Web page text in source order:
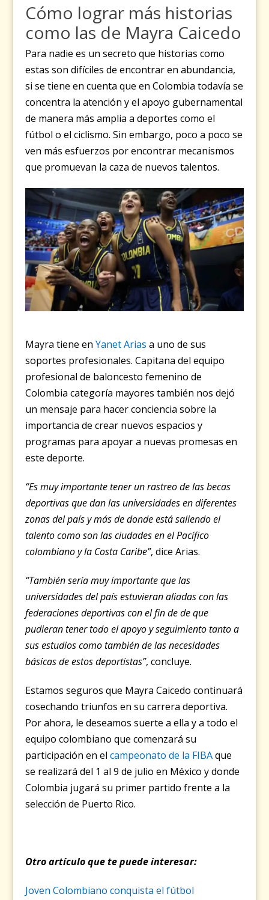
Cómo lograr más historias
como las de Mayra Caicedo
Para nadie es un secreto que historias como
estas son difíciles de encontrar en abundancia,
si se tiene en cuenta que en Colombia todavía se
concentra la atención y el apoyo gubernamental
de manera más amplia a deportes como el
fútbol o el ciclismo. Sin embargo, poco a poco se
ven más esfuerzos por encontrar mecanismos
que promuevan la caza de nuevos talentos.
Mayra tiene enYanet Arias a uno de sus
soportes profesionales. Capitana del equipo
profesional de baloncesto femenino de
Colombia categoría mayores también nos dejó
un mensaje para hacer conciencia sobre la
importancia de crear nuevos espacios y
programas para apoyar a nuevas promesas en
este deporte.
“Es muy importante tener un rastreo de las becas
deportivas que dan las universidades en diferentes
zonas del país y más de donde está saliendo el
talento como son las ciudades en el Pacífico
colombiano y la Costa Caribe”, dice Arias.
“También sería muy importante que las
universidades del país estuvieran aliadas con las
federaciones deportivas con el fin de de que
pudieran tener todo el apoyo y seguimiento tanto a
sus estudios como también de las necesidades
básicas de estos deportistas”, concluye.
Estamos seguros que Mayra Caicedo continuará
cosechando triunfos en su carrera deportiva.
Por ahora, le deseamos suerte a ella y a todo el
equipo colombiano que comenzará su
participación en elcampeonato de la FIBAque
se realizará del 1 al 9 de julio en México y donde
Colombia jugará su primer partido frente a la
selección de Puerto Rico.
Otro artículo que te puede interesar:
Joven Colombiano conquista el fútbol